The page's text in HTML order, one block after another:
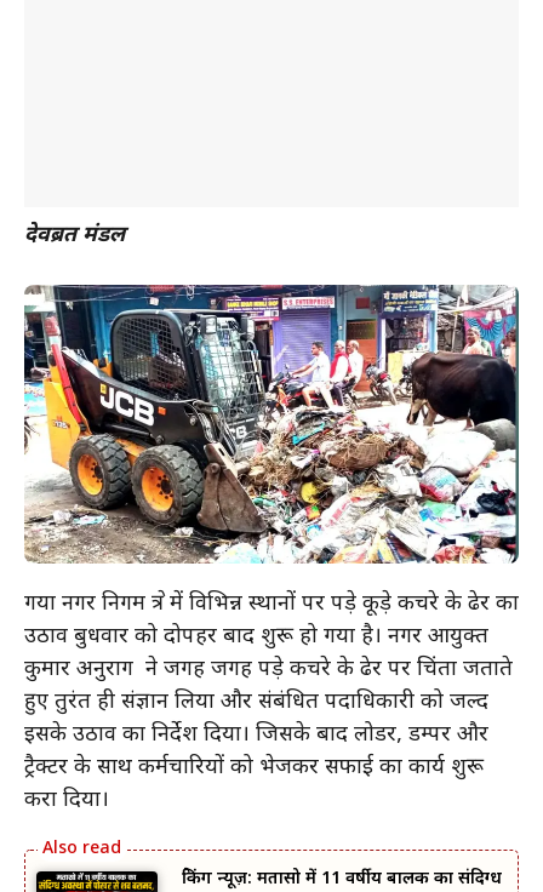
देवब्रत मंडल
गया नगर निगम क्षेत्र में विभिन्न स्थानों पर पड़े कूड़े कचरे के ढेर का
उठाव बुधवार को दोपहर बाद शुरू हो गया है। नगर आयुक्त
कुमार अनुराग ने जगह जगह पड़े कचरे के ढेर पर चिंता जताते
हुए तुरंत ही संज्ञान लिया और संबंधित पदाधिकारी को जल्द
इसके उठाव का निर्देश दिया। जिसके बाद लोडर, डम्पर और
ट्रैक्टर के साथ कर्मचारियों को भेजकर सफाई का कार्य शुरू
करा दिया।
ब्रेकिंग न्यूज़: मतासो में 11 वर्षीय बालक का संदिग्ध